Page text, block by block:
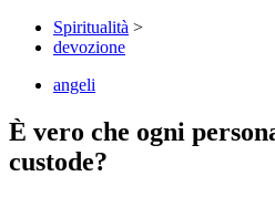
Spiritualità >
devozione
angeli
È vero che ogni
custode?